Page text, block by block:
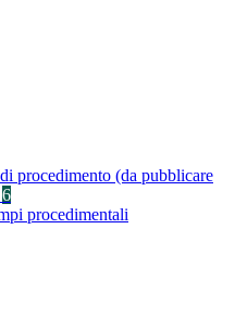
procedimento (da pubblicare
6
procedimentali